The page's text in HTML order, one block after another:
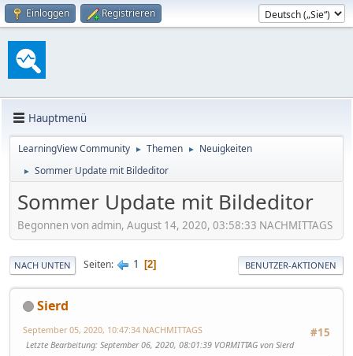
Einloggen Registrieren
Hauptmenü
LearningView Community ► Themen ► Neuigkeiten
► Sommer Update mit Bildeditor
Sommer Update mit Bildeditor
Begonnen von admin, August 14, 2020, 03:58:33 NACHMITTAGS
NACH UNTEN Seiten 1 2 BENUTZER-AKTIONEN
Sierd
#15
September 05, 2020, 10:47:34 NACHMITTAGS
Letzte Bearbeitung: September 06, 2020, 08:01:39 VORMITTAG von Sierd